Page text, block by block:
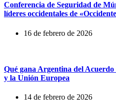
Conferencia de Seguridad de
líderes occidentales de
16 de febrero de 2026
Qué gana Argentina del
y la Unión Europea
14 de febrero de 2026